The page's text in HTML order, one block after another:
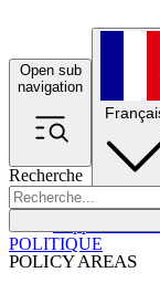
Open sub
navigation
Recherche
POLICY AREAS
POLITIQUE